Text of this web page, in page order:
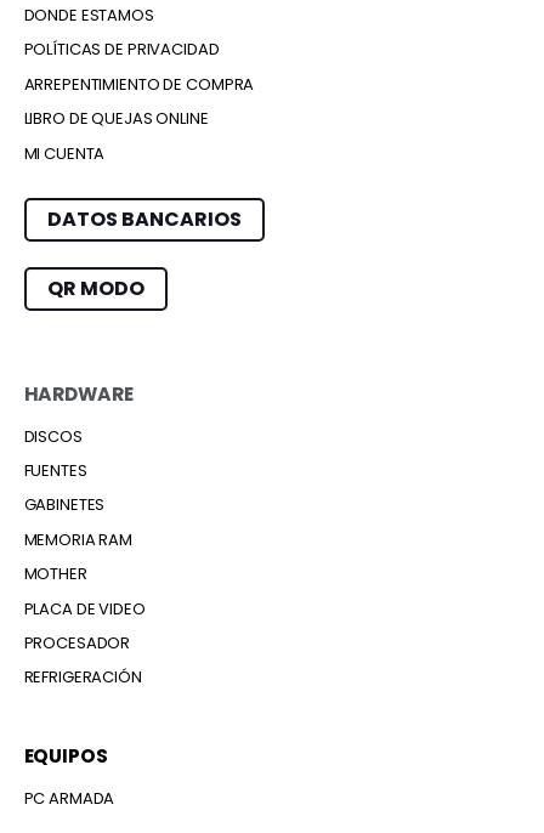
DONDE ESTAMOS
POLÍTICAS DE PRIVACIDAD
ARREPENTIMIENTO DE COMPRA
LIBRO DE QUEJAS ONLINE
MI CUENTA
DATOS BANCARIOS
QR MODO
HARDWARE
DISCOS
FUENTES
GABINETES
MEMORIA RAM
MOTHER
PLACA DE VIDEO
PROCESADOR
REFRIGERACIÓN
EQUIPOS
PC ARMADA